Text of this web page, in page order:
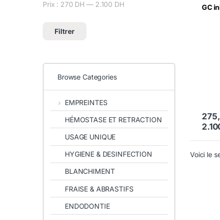
GC
Ce
Voici le
Prix min
Prix max
Filtrer
Prix : 270 DH — 2.100 DH
Browse Categories
EMPREINTES
HÉMOSTASE ET RETRACTION
USAGE UNIQUE
HYGIENE & DESINFECTION
BLANCHIMENT
FRAISE & ABRASTIFS
ENDODONTIE